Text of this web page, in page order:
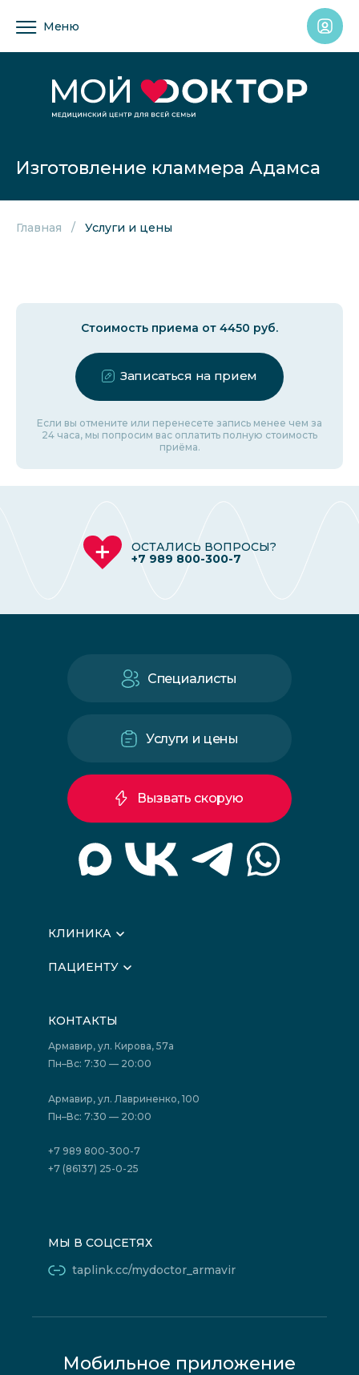
Меню
Изготовление кламмера Адамса
Главная Услуги и цены
Стоимость приема от 4450 руб.
Записаться на прием
Если вы отмените или перенесете запись менее чем за
24 часа, мы попросим вас оплатить полную стоимость
приёма.
ОСТАЛИСЬ ВОПРОСЫ?
+7 989 800-300-7
КЛИНИКА
Вышестоящие организации
Лицензии
Фотогалерея
Политика конфиденциальности
Акции
ПАЦИЕНТУ
Подготовка к сдаче анализов
Акции
Отзывы
Государственные программы
Юридическим лицам
Специалисты
Услуги и цены
Вызвать скорую
КОНТАКТЫ
Армавир, ул. Кирова, 57а
Пн–Вс: 7:30 — 20:00
Армавир, ул. Лавриненко, 100
Пн–Вс: 7:30 — 20:00
+7 989 800-300-7
+7 (86137) 25-0-25
МЫ В СОЦСЕТЯХ
taplink.cc/mydoctor_armavir
Мобильное приложение